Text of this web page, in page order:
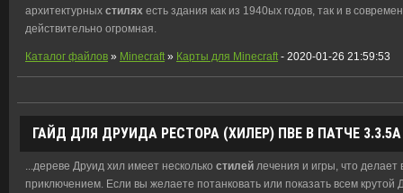
архитектурных стилях есть здания как из 1940ых годов, так и в
действительно огромная.
Каталог файлов » Minecraft » Карты для Minecraft - 2020-01-26 21:59:53
ГАЙД ДЛЯ ДРУИДА РЕСТОРА (ХИЛЕР) ПВЕ В ПАТЧЕ 3.3.5А
...дереве Друид хил имеет несколько стилей лечения и игры, что делает
приключением. Если вы желаете потанковать или показать всем